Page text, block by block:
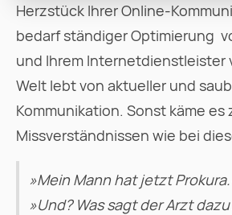
Herzstück Ihrer Online-
bedarf ständiger Optimierung 
und Ihrem Internetdienstleister
Welt lebt von aktueller und
Kommunikation. Sonst käme
Missverständnissen wie bei
»Mein Mann hat jetzt
»Und? Was sagt der Arzt